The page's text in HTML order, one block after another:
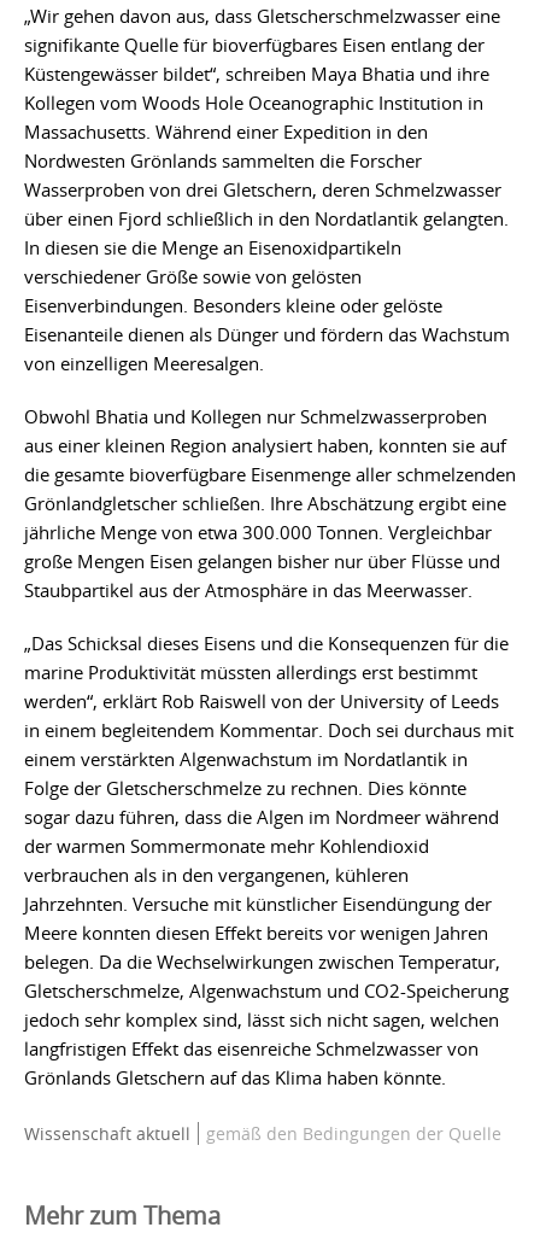
„Wir gehen davon aus, dass Gletscherschmelzwasser eine
signifikante Quelle für bioverfügbares Eisen entlang der
Küstengewässer bildet“, schreiben Maya Bhatia und ihre
Kollegen vom Woods Hole Oceanographic Institution in
Massachusetts. Während einer Expedition in den
Nordwesten Grönlands sammelten die Forscher
Wasserproben von drei Gletschern, deren Schmelzwasser
über einen Fjord schließlich in den Nordatlantik gelangten.
In diesen sie die Menge an Eisenoxidpartikeln
verschiedener Größe sowie von gelösten
Eisenverbindungen. Besonders kleine oder gelöste
Eisenanteile dienen als Dünger und fördern das Wachstum
von einzelligen Meeresalgen.
Obwohl Bhatia und Kollegen nur Schmelzwasserproben
aus einer kleinen Region analysiert haben, konnten sie auf
die gesamte bioverfügbare Eisenmenge aller schmelzenden
Grönlandgletscher schließen. Ihre Abschätzung ergibt eine
jährliche Menge von etwa 300.000 Tonnen. Vergleichbar
große Mengen Eisen gelangen bisher nur über Flüsse und
Staubpartikel aus der Atmosphäre in das Meerwasser.
„Das Schicksal dieses Eisens und die Konsequenzen für die
marine Produktivität müssten allerdings erst bestimmt
werden“, erklärt Rob Raiswell von der University of Leeds
in einem begleitendem Kommentar. Doch sei durchaus mit
einem verstärkten Algenwachstum im Nordatlantik in
Folge der Gletscherschmelze zu rechnen. Dies könnte
sogar dazu führen, dass die Algen im Nordmeer während
der warmen Sommermonate mehr Kohlendioxid
verbrauchen als in den vergangenen, kühleren
Jahrzehnten. Versuche mit künstlicher Eisendüngung der
Meere konnten diesen Effekt bereits vor wenigen Jahren
belegen. Da die Wechselwirkungen zwischen Temperatur,
Gletscherschmelze, Algenwachstum und CO2-Speicherung
jedoch sehr komplex sind, lässt sich nicht sagen, welchen
langfristigen Effekt das eisenreiche Schmelzwasser von
Grönlands Gletschern auf das Klima haben könnte.
Wissenschaft aktuell gemäß den Bedingungen der Quelle
Mehr zum Thema